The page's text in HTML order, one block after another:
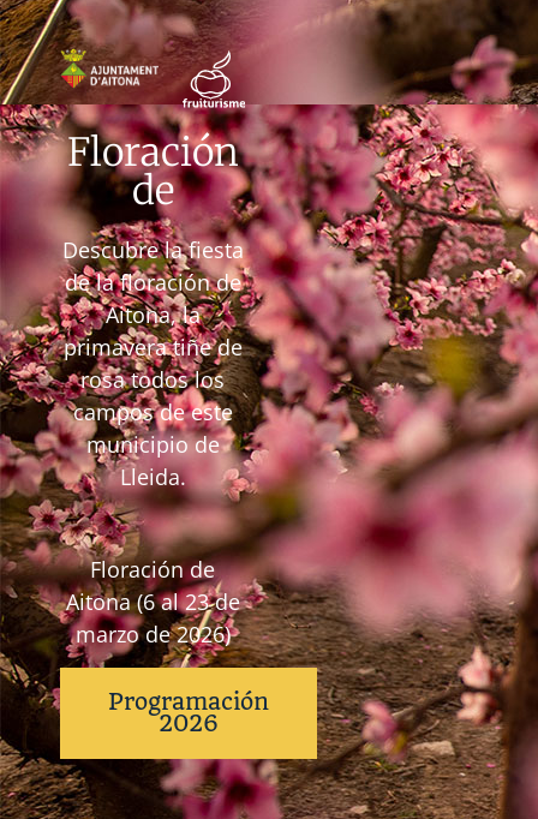
Floración
de
Descubre la fiesta
de la floración de
Aitona, la
primavera tiñe de
rosa todos los
campos de este
municipio de
Lleida.
Floración de
Aitona (6 al 23 de
marzo de 2026)
Programación
2026